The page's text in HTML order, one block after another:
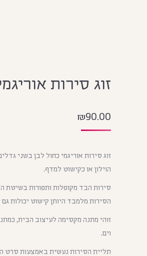
זוג סירות
₪90.00
זוג סירות אוריגמי כחול לבן בשני
הוילון או כקישוט למדף.
סירות הבד מקופלות ותפורות בשיטת
הסירות מלמבד היותן קישוט יכולות
זוהי מתנה מקסימה לעיצוב הבית,
וים.
תליית הסירות נעשית באמצעות סרט